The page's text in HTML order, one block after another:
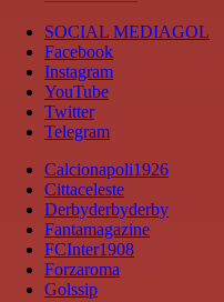
SOCIAL MEDIAGOL
Facebook
Instagram
YouTube
Twitter
Telegram
Calcionapoli1926
Cittaceleste
Derbyderbyderby
Fantamagazine
FCInter1908
Forzaroma
Golssip